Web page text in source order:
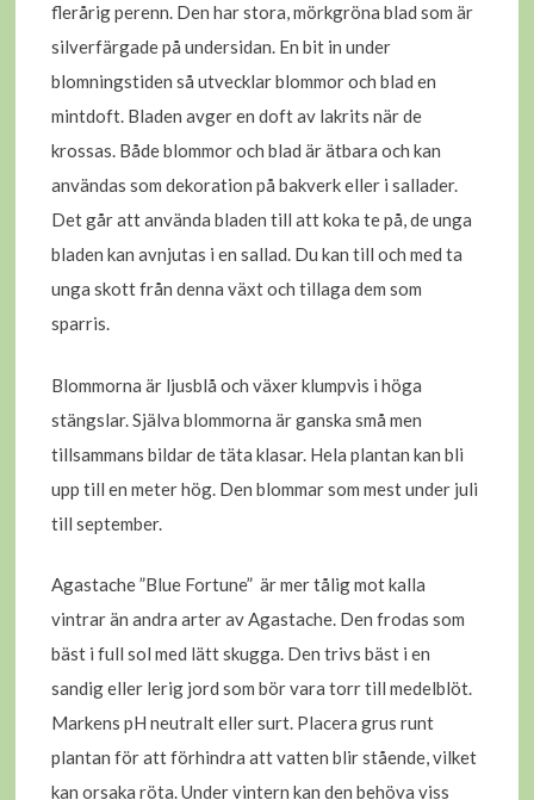
flerårig perenn. Den har stora, mörkgröna blad som är
silverfärgade på undersidan. En bit in under
blomningstiden så utvecklar blommor och blad en
mintdoft. Bladen avger en doft av lakrits när de
krossas. Både blommor och blad är ätbara och kan
användas som dekoration på bakverk eller i sallader.
Det går att använda bladen till att koka te på, de unga
bladen kan avnjutas i en sallad. Du kan till och med ta
unga skott från denna växt och tillaga dem som
sparris.
Blommorna är ljusblå och växer klumpvis i höga
stängslar. Själva blommorna är ganska små men
tillsammans bildar de täta klasar. Hela plantan kan bli
upp till en meter hög. Den blommar som mest under juli
till september.
Agastache ”Blue Fortune” är mer tålig mot kalla
vintrar än andra arter av Agastache. Den frodas som
bäst i full sol med lätt skugga. Den trivs bäst i en
sandig eller lerig jord som bör vara torr till medelblöt.
Markens pH neutralt eller surt. Placera grus runt
plantan för att förhindra att vatten blir stående, vilket
kan orsaka röta. Under vintern kan den behöva viss